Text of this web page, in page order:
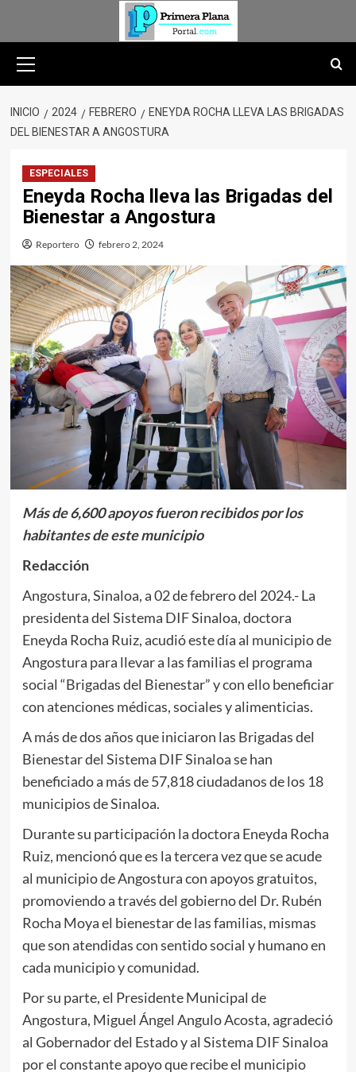
primario
INICIO 2024 FEBRERO
ENEYDA ROCHA LLEVA LAS BRIGADAS
DEL BIENESTAR A ANGOSTURA
ESPECIALES
Eneyda Rocha lleva las Brigadas del
Bienestar a Angostura
Reportero febrero 2, 2024
Más de 6,600 apoyos fueron recibidos por los
habitantes de este municipio
Redacción
Angostura, Sinaloa, a 02 de febrero del 2024.- La
presidenta del Sistema DIF Sinaloa, doctora
Eneyda Rocha Ruiz, acudió este día al municipio de
Angostura para llevar a las familias el programa
social “Brigadas del Bienestar” y con ello beneficiar
con atenciones médicas, sociales y alimenticias.
A más de dos años que iniciaron las Brigadas del
Bienestar del Sistema DIF Sinaloa se han
beneficiado a más de 57,818 ciudadanos de los 18
municipios de Sinaloa.
Durante su participación la doctora Eneyda Rocha
Ruiz, mencionó que es la tercera vez que se acude
al municipio de Angostura con apoyos gratuitos,
promoviendo a través del gobierno del Dr. Rubén
Rocha Moya el bienestar de las familias, mismas
que son atendidas con sentido social y humano en
cada municipio y comunidad.
Por su parte, el Presidente Municipal de
Angostura, Miguel Ángel Angulo Acosta, agradeció
al Gobernador del Estado y al Sistema DIF Sinaloa
por el constante apoyo que recibe el municipio